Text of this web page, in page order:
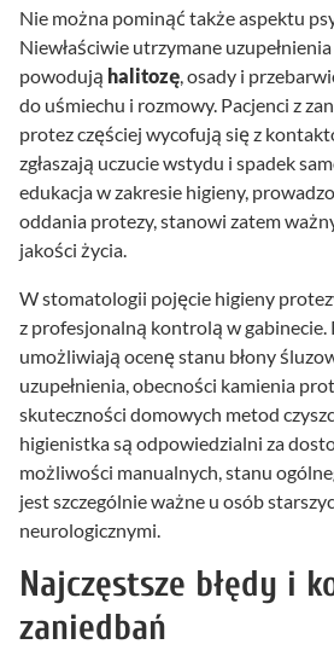
Nie można pominąć także aspektu
Niewłaściwie utrzymane
powodują halitozę, osady i
do uśmiechu i rozmowy. Pacjenci z
protez częściej wycofują się z
zgłaszają uczucie wstydu i spadek
edukacja w zakresie higieny,
oddania protezy, stanowi zatem
jakości życia.
W stomatologii pojęcie higieny
z profesjonalną kontrolą w gabinecie.
umożliwiają ocenę stanu błony
uzupełnienia, obecności kamienia
skuteczności domowych metod
higienistka są odpowiedzialni za
możliwości manualnych, stanu
jest szczególnie ważne u osób
neurologicznymi.
Najczęstsze błędy i
zaniedbań